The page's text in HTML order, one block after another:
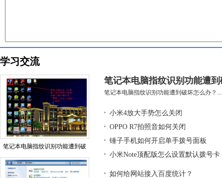
学习交流
笔记本电脑指纹识别功能遭到破
笔记本电脑指纹识别功能遭
笔记本电脑指纹识别功能遭到破坏怎么办？...
小米4放大手势怎么关闭
OPPO R7拍照音如何关闭
锤子手机如何开启单手拨号面板
小米Note顶配版怎么设置默认拨号卡
如何给网站接入百度统计？